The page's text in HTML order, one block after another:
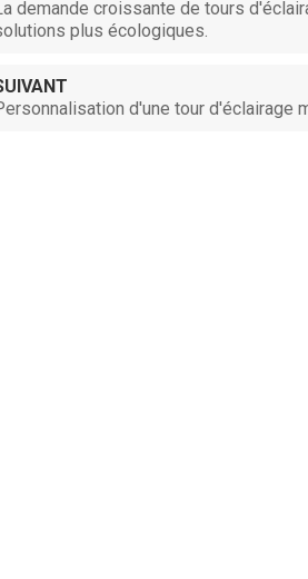
demande croissante de tours
plus écologiques.
d'une tour d'éclairage